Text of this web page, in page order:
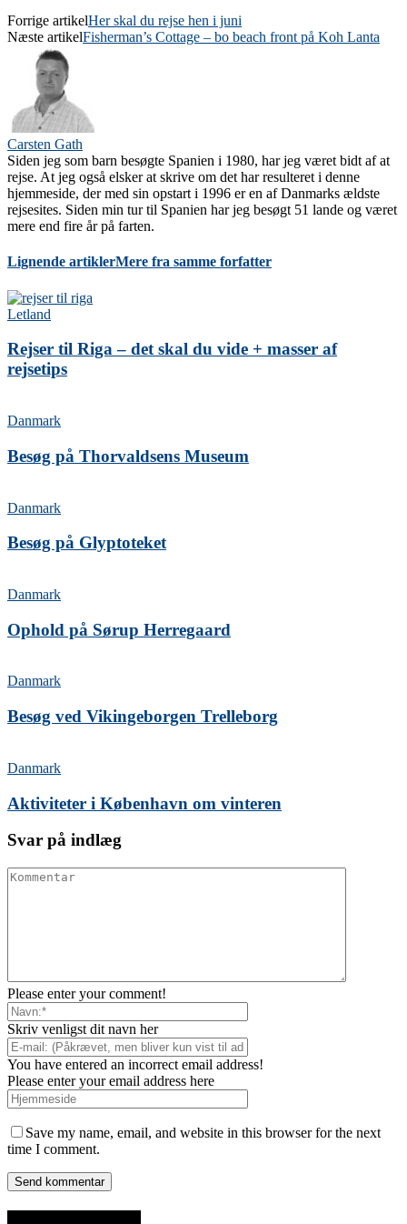
Forrige artikelHer skal du rejse hen i juni
Næste artikelFisherman’s Cottage – bo beach front på Koh Lanta
Carsten Gath
Siden jeg som barn besøgte Spanien i 1980, har jeg været bidt af at
rejse. At jeg også elsker at skrive om det har resulteret i denne
hjemmeside, der med sin opstart i 1996 er en af Danmarks ældste
rejsesites. Siden min tur til Spanien har jeg besøgt 51 lande og været
mere end fire år på farten.
Lignende artiklerMere fra samme forfatter
Letland
Rejser til Riga – det skal du vide + masser af
rejsetips
Danmark
Besøg på Thorvaldsens Museum
Danmark
Besøg på Glyptoteket
Danmark
Ophold på Sørup Herregaard
Danmark
Besøg ved Vikingeborgen Trelleborg
Danmark
Aktiviteter i København om vinteren
Svar på indlæg
Please enter your comment!
Skriv venligst dit navn her
You have entered an incorrect email address!
Please enter your email address here
Save my name, email, and website in this browser for the next
time I comment.